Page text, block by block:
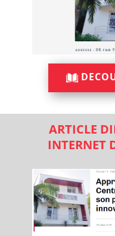
ARTICLE
INTERNET